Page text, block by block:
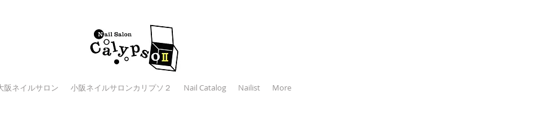
阪ネイルサロン 小阪ネイルサロンカリプソ２ Nail Catalog Nailist More